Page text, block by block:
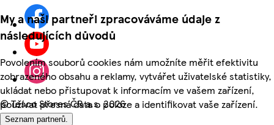
My a naši partneři zpracováváme údaje z
následujících důvodů
Povolením souborů cookies nám umožníte měřit efektivitu
zobrazeného obsahu a reklamy, vytvářet uživatelské statistiky,
ukládat nebo přistupovat k informacím ve vašem zařízení,
používat přesná data o poloze a identifikovat vaše zařízení.
Seznam partnerů.
©Tesco Stores ČR a.s. 2026